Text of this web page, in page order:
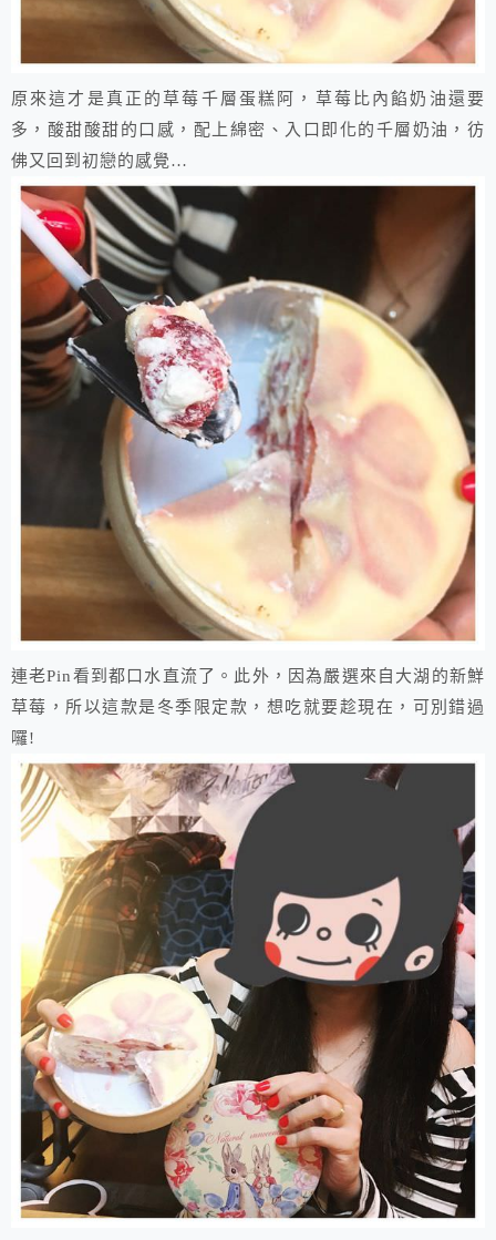
原來這才是真正的草莓千層蛋糕阿，草莓比內餡奶油還要
多，酸甜酸甜的口感，配上綿密、入口即化的千層奶油，彷
佛又回到初戀的感覺…
連老Pin看到都口水直流了。此外，因為嚴選來自大湖的新鮮
草莓，所以這款是冬季限定款，想吃就要趁現在，可別錯過
囉!